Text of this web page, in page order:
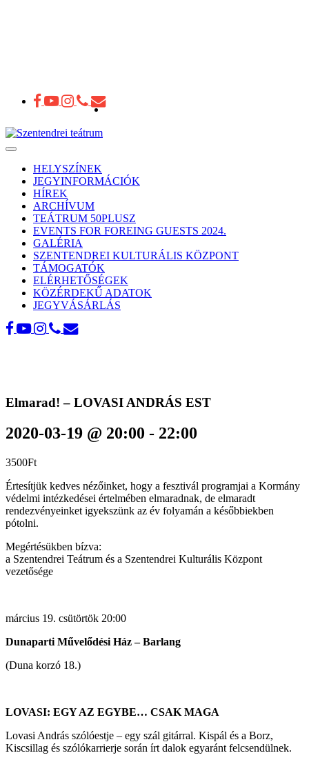
Toggle
navigationHELYSZÍNEK
JEGYINFORMÁCIÓK
HÍREK
ARCHÍVUM
TEÁTRUM 50PLUSZ
EVENTS FOR FOREING GUESTS 2024.
GALÉRIA
SZENTENDREI KULTURÁLIS KÖZPONT
TÁMOGATÓK
ELÉRHETŐSÉGEK
KÖZÉRDEKŰ ADATOK
JEGYVÁSÁRLÁS
Elmarad! – LOVASI ANDRÁS EST
2020-03-19 @ 20:00 - 22:00
3500Ft
Értesítjük kedves nézőinket, hogy a fesztivál programjai a Kormány
védelmi intézkedései értelmében elmaradnak, de elmaradt
rendezvényeinket igyekszünk az év folyamán a későbbiekben
pótolni.
Megértésükben bízva:
a Szentendrei Teátrum és a Szentendrei Kulturális Központ
vezetősége
március 19. csütörtök 20:00
Dunaparti Művelődési Ház – Barlang
(Duna korzó 18.)
LOVASI: EGY AZ EGYBE… CSAK MAGA
Lovasi András szólóestje – egy szál gitárral. Kispál és a Borz,
Kiscsillag és szólókarrierje során írt dalok egyaránt felcsendülnek.